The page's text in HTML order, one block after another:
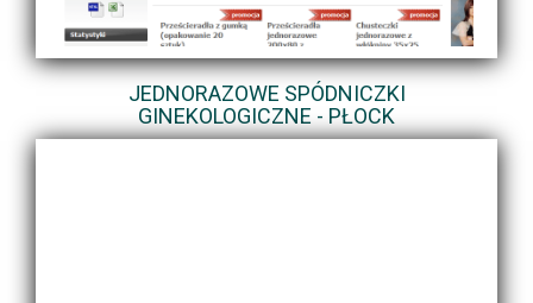
JEDNORAZOWE SPÓDNICZKI
GINEKOLOGICZNE - PŁOCK